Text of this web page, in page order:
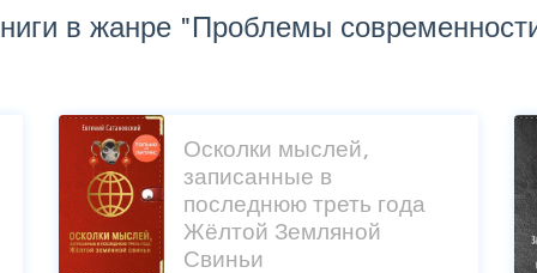
в жанре "Проблемы
Осколки мыслей,
записанные в
последнюю треть года
Жёлтой Земляной
Свиньи